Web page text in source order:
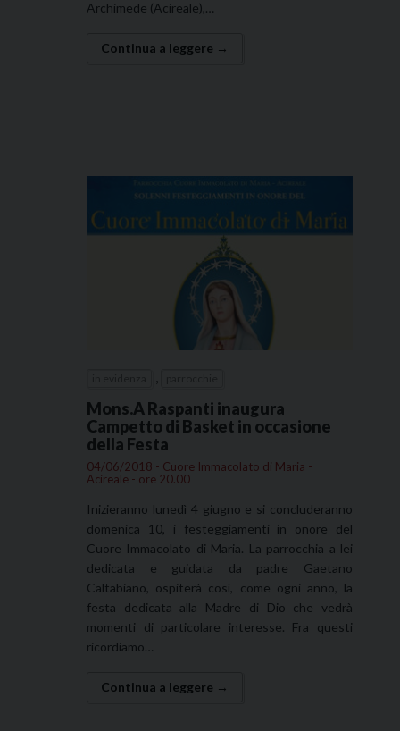
Archimede (Acireale),…
Continua a leggere →
Mons.A Raspanti inaugura
Campetto di Basket in occasione
della Festa
04/06/2018 - Cuore Immacolato di Maria -
Acireale - ore 20.00
Inizieranno lunedì 4 giugno e si concluderanno
domenica 10, i festeggiamenti in onore del
Cuore Immacolato di Maria. La parrocchia a lei
dedicata e guidata da padre Gaetano
Caltabiano, ospiterà così, come ogni anno, la
festa dedicata alla Madre di Dio che vedrà
momenti di particolare interesse. Fra questi
ricordiamo…
Continua a leggere →